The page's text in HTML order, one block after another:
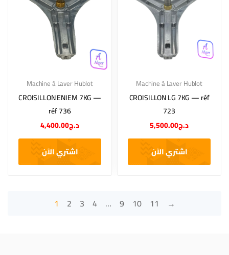
Machine à Laver Hublot
CROISILLON ENIEM 7KG —
réf 736
د.ج4,400.00
اشتري الآن
Machine à Laver Hublot
CROISILLON LG 7KG — réf
723
د.ج5,500.00
اشتري الآن
1 2 3 4 … 9 10 11 →